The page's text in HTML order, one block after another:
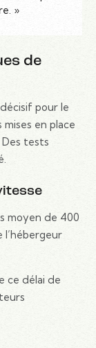
»
de
pour le
en place
tests
moyen de 400
l’hébergeur
ce délai de